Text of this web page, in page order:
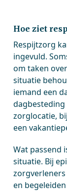
Hoe ziet
Respijtzorg
ingevuld.
om taken
situatie
iemand een
zorglocatie,
een
Wat passend
situatie. Bij
en